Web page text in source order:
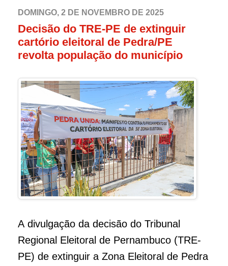
DOMINGO, 2 DE NOVEMBRO DE 2025
Decisão do TRE-PE de extinguir
cartório eleitoral de Pedra/PE
revolta população do município
A divulgação da decisão do Tribunal
Regional Eleitoral de Pernambuco (TRE-
PE) de extinguir a Zona Eleitoral de Pedra